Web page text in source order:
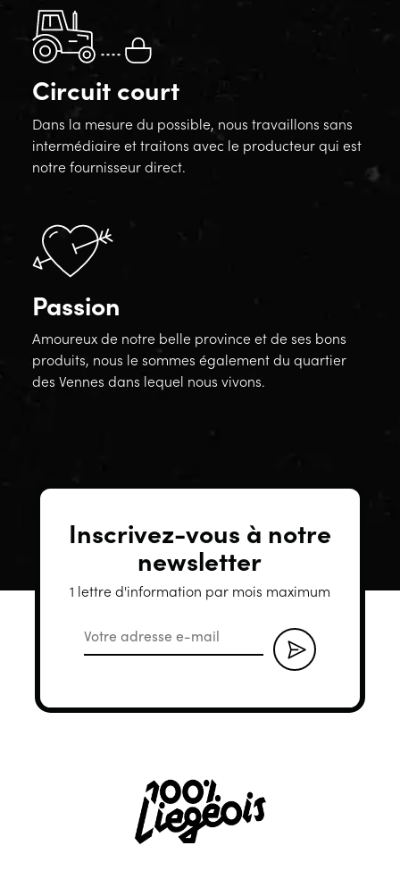
Circuit court
Dans la mesure du possible, nous travaillons sans
intermédiaire et traitons avec le producteur qui est
notre fournisseur direct.
Passion
Amoureux de notre belle province et de ses bons
produits, nous le sommes également du quartier
des Vennes dans lequel nous vivons.
Inscrivez-vous à notre
newsletter
1 lettre d'information par mois maximum